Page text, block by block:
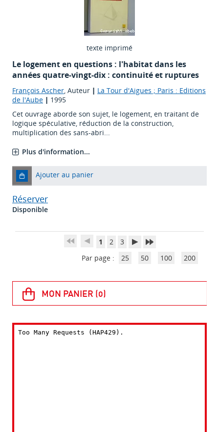
texte imprimé
Le logement en questions : l'habitat dans les
années quatre-vingt-dix : continuité et ruptures
François Ascher, Auteur | La Tour d'Aigues ; Paris : Editions
de l'Aube | 1995
Cet ouvrage aborde son sujet, le logement, en traitant de
logique spéculative, réduction de la construction,
multiplication des sans-abri...
Plus d'information...
Ajouter au panier
Réserver
Disponible
1 2
3
Par page :
25 50 100 200